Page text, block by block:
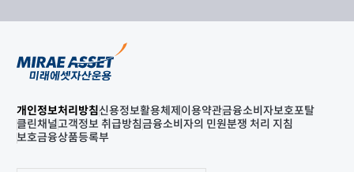
개인정보처리방침신용정보활용체제 이용약관금융소비자보호포탈
클린채널고객정보 취급방침금융소비자의 민원분쟁 처리 지침
보호금융상품등록부